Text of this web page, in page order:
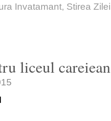
Invatamant, Stirea Zilei
liceul